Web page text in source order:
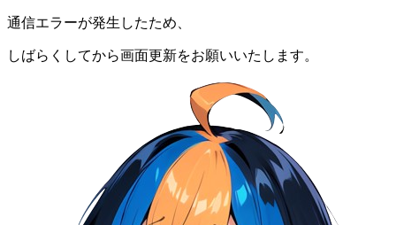
通信エラーが発生したため、
しばらくしてから画面更新をお願いいたします。